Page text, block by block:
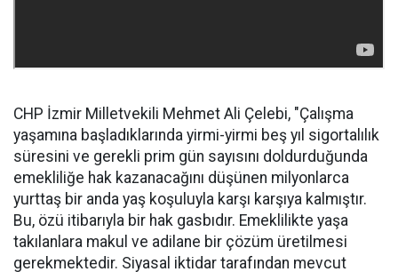
CHP İzmir Milletvekili Mehmet Ali Çelebi, "Çalışma
yaşamına başladıklarında yirmi-yirmi beş yıl sigortalılık
süresini ve gerekli prim gün sayısını doldurduğunda
emekliliğe hak kazanacağını düşünen milyonlarca
yurttaş bir anda yaş koşuluyla karşı karşıya kalmıştır.
Bu, özü itibarıyla bir hak gasbıdır. Emeklilikte yaşa
takılanlara makul ve adilane bir çözüm üretilmesi
gerekmektedir. Siyasal iktidar tarafından mevcut